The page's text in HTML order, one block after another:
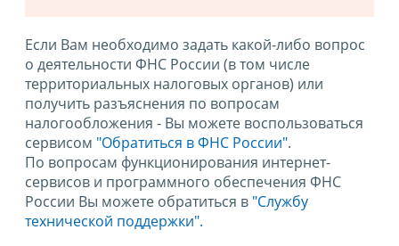
Если Вам необходимо задать какой-либо вопрос
о деятельности ФНС России (в том числе
территориальных налоговых органов) или
получить разъяснения по вопросам
налогообложения - Вы можете воспользоваться
сервисом "Обратиться в ФНС России".
По вопросам функционирования интернет-
сервисов и программного обеспечения ФНС
России Вы можете обратиться в "Службу
технической поддержки".